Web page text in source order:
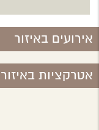
אירועים באיזור
אטרקציות באיזור